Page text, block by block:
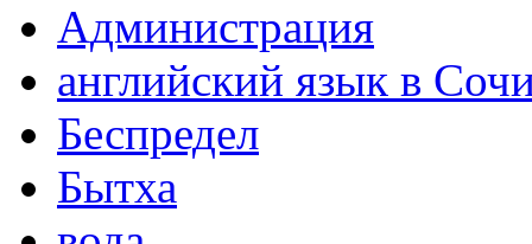
Администрация
английский язык в
Беспредел
Бытха